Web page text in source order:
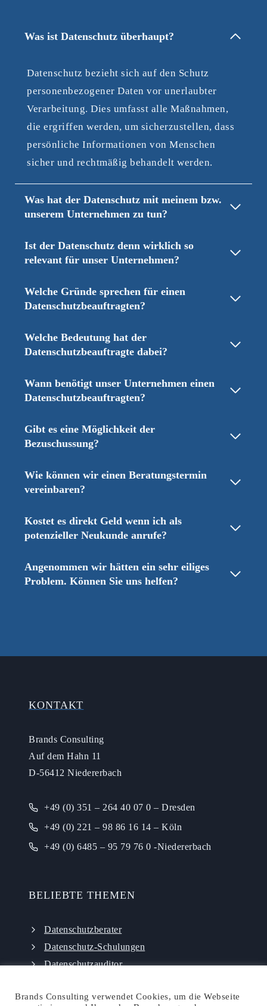
Was ist Datenschutz überhaupt?
Datenschutz bezieht sich auf den Schutz
personenbezogener Daten vor unerlaubter
Verarbeitung. Dies umfasst alle Maßnahmen,
die ergriffen werden, um sicherzustellen, dass
persönliche Informationen von Menschen
sicher und rechtmäßig behandelt werden.
Was hat der Datenschutz mit meinem bzw.
unserem Unternehmen zu tun?
Ist der Datenschutz denn wirklich so
relevant für unser Unternehmen?
Welche Gründe sprechen für einen
Datenschutzbeauftragten?
Welche Bedeutung hat der
Datenschutzbeauftragte dabei?
Wann benötigt unser Unternehmen einen
Datenschutzbeauftragten?
Gibt es eine Möglichkeit der
Bezuschussung?
Wie können wir einen Beratungstermin
vereinbaren?
Kostet es direkt Geld wenn ich als
potenzieller Neukunde anrufe?
Angenommen wir hätten ein sehr eiliges
Problem. Können Sie uns helfen?
KONTAKT
Brands Consulting
Auf dem Hahn 11
D-56412 Niedererbach
+49 (0) 351 – 264 40 07 0 – Dresden
+49 (0) 221 – 98 86 16 14 – Köln
+49 (0) 6485 – 95 79 76 0 -Niedererbach
BELIEBTE THEMEN
Datenschutzberater
Datenschutz-Schulungen
Datenschutzauditor
Brands Consulting verwendet Cookies, um die Webseite